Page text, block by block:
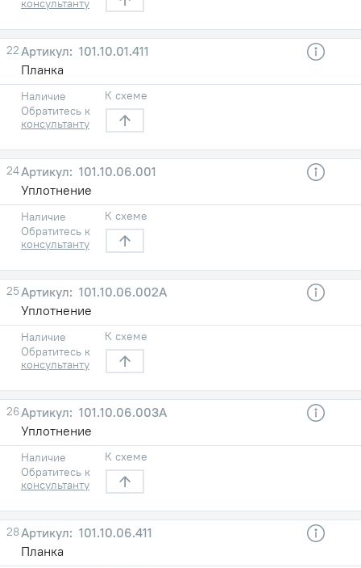
консультанту
22
101.10.01.411
Планка
Наличие
Обратитесь к
консультанту
К схеме
24
101.10.06.001
Уплотнение
Наличие
Обратитесь к
консультанту
К схеме
25
101.10.06.002А
Уплотнение
Наличие
Обратитесь к
консультанту
К схеме
26
101.10.06.003А
Уплотнение
Наличие
Обратитесь к
консультанту
К схеме
28
101.10.06.411
Планка